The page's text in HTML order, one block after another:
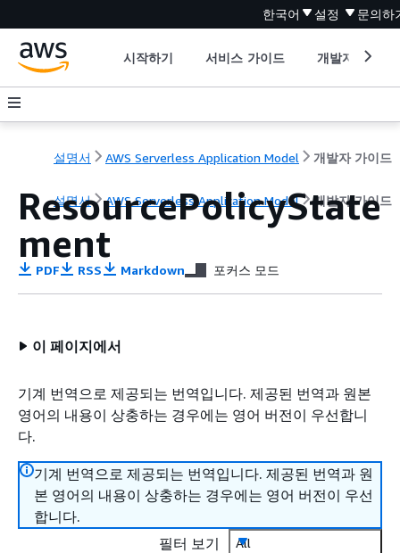
한국어 설정 문의하
시작하기 서비스 가이드 개발자 도구
설명서 AWS Serverless Application Model 개발자 가이드
설명서 AWS Serverless Application Model 개발자 가이드
ResourcePolicyState
ment
PDF RSS Markdown 포커스 모드
이 페이지에서
기계 번역으로 제공되는 번역입니다. 제공된 번역과 원본
영어의 내용이 상충하는 경우에는 영어 버전이 우선합니
다.
기계 번역으로 제공되는 번역입니다. 제공된 번역과 원
본 영어의 내용이 상충하는 경우에는 영어 버전이 우선
합니다.
필터 보기
All